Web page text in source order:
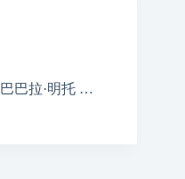
巴拉·明托 …